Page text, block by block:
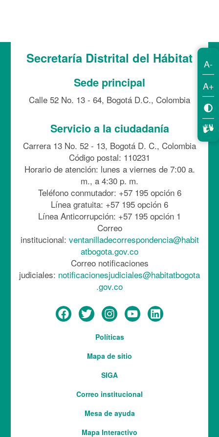
Secretaría Distrital del Hábitat
Sede principal
Calle 52 No. 13 - 64, Bogotá D.C., Colombia
Servicio a la ciudadanía
Carrera 13 No. 52 - 13, Bogotá D. C., Colombia
Código postal: 110231
Horario de atención: lunes a viernes de 7:00 a.
m., a 4:30 p. m.
Teléfono conmutador: +57 195 opción 6
Línea gratuita: +57 195 opción 6
Línea Anticorrupción: +57 195 opción 1
Correo
institucional: ventanilladecorrespondencia@habit
atbogota.gov.co
Correo notificaciones
judiciales: notificacionesjudiciales@habitatbogota
.gov.co
Políticas
Mapa de sitio
SIGA
Correo institucional
Mesa de ayuda
Mapa Interactivo
A-
A+